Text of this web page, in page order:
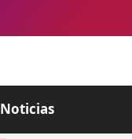
Noticias